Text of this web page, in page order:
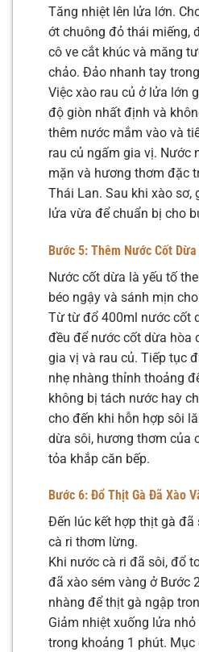
Tăng nhiệt lên lửa lớn.
ớt chuông đỏ thái miếng,
cô ve cắt khúc và măng
chảo. Đảo nhanh tay
Việc xào rau củ ở lửa lớn
độ giòn nhất định và
thêm nước mắm vào và
rau củ ngấm gia vị. Nước
mặn và hương thơm đặc
Thái Lan. Sau khi xào sơ,
lửa vừa để chuẩn bị cho
Bước 5: Thêm Nước Cốt
Nước cốt dừa là yếu tố
béo ngậy và sánh mịn
Từ từ đổ 400ml nước cốt
đều để nước cốt dừa hòa
gia vị và rau củ. Tiếp tục
nhẹ nhàng thỉnh thoảng
không bị tách nước hay
cho đến khi hỗn hợp sôi
dừa sôi, hương thơm của
tỏa khắp căn bếp.
Bước 6: Đổ Thịt Gà Đã Xào
Đến lúc kết hợp thịt gà đã
cà ri thơm lừng.
Khi nước cà ri đã sôi, đổ
đã xào sém vàng ở Bước
nhàng để thịt gà ngập
Giảm nhiệt xuống lửa
trong khoảng 1 phút.